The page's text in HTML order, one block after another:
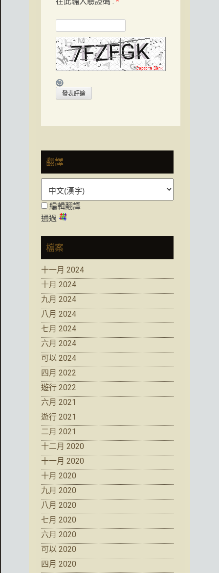
翻譯
編輯翻譯
通過
檔案
十一月 2024
十月 2024
九月 2024
八月 2024
七月 2024
六月 2024
可以 2024
四月 2022
遊行 2022
六月 2021
遊行 2021
二月 2021
十二月 2020
十一月 2020
十月 2020
九月 2020
八月 2020
七月 2020
六月 2020
可以 2020
四月 2020